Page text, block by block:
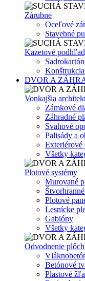
Zárubne
Oceľové
Stavebné
Kazetové
DVOR A
Vonkajšia
Zámkové
Záhradné
Svahové
Palisády a
Exteriérové
Všetky
Plotové systémy
Murované
Plotové
Lesnícke
Gabióny
Všetky
Odvodnenie plôch
Betónové
Plastové